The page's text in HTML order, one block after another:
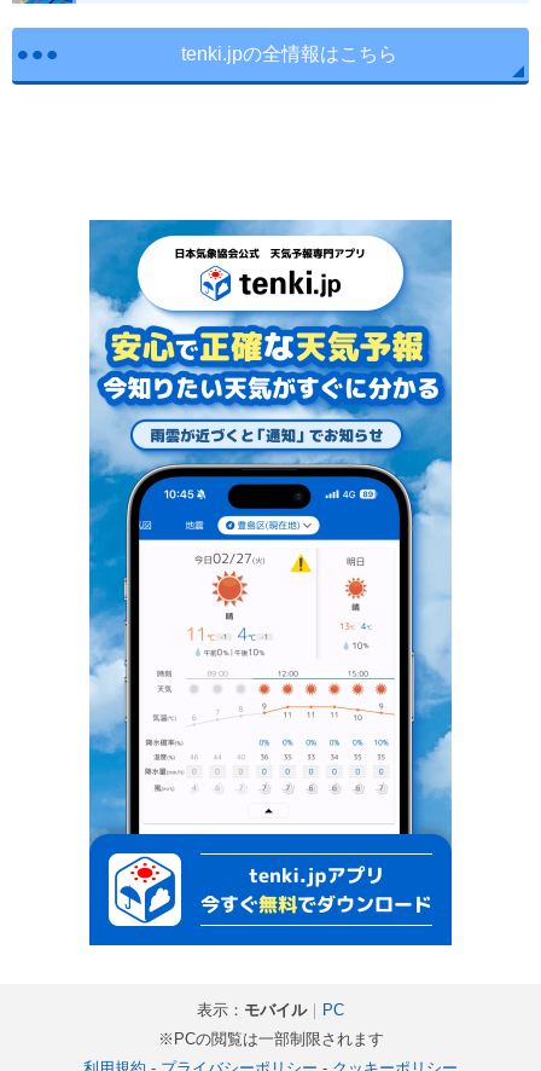
tenki.jpの全情報はこちら
表示： モバイル｜ PC
※PCの閲覧は一部制限されます